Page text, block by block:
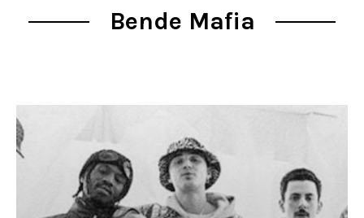
Bende Mafia